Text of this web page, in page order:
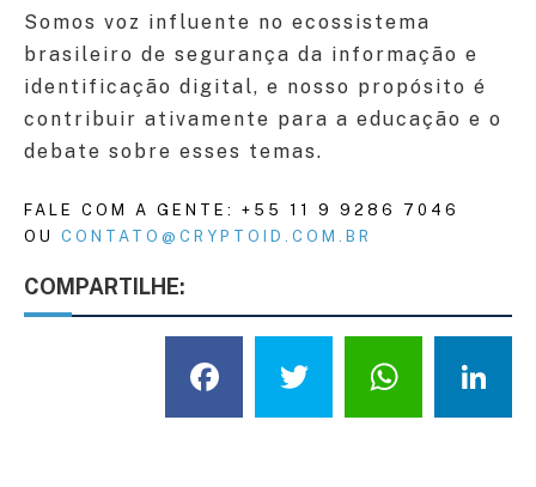
Somos voz influente no ecossistema
brasileiro de segurança da informação e
identificação digital, e nosso propósito é
contribuir ativamente para a educação e o
debate sobre esses temas.
FALE COM A GENTE: +55 11 9 9286 7046
OU CONTATO@CRYPTOID.COM.BR
COMPARTILHE:
Facebook
Twitter